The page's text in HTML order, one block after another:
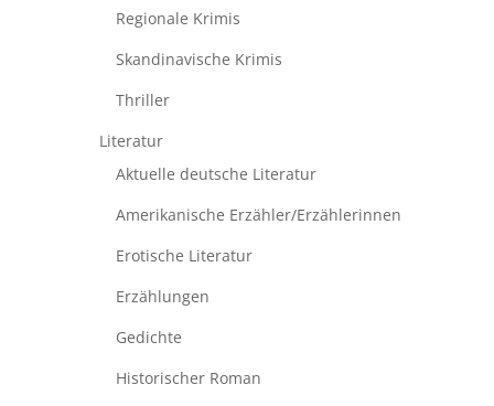
Regionale Krimis
Skandinavische Krimis
Thriller
Literatur
Aktuelle deutsche Literatur
Amerikanische Erzähler/Erzählerinnen
Erotische Literatur
Erzählungen
Gedichte
Historischer Roman